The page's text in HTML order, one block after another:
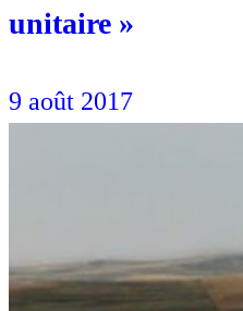
unitaire »
9 août 2017